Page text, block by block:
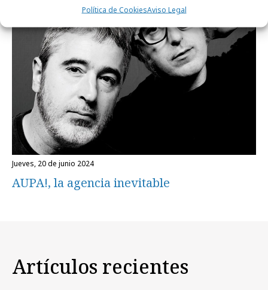
Política de CookiesAviso Legal
jueves, 20 de junio 2024
AUPA!, la agencia inevitable
Artículos recientes